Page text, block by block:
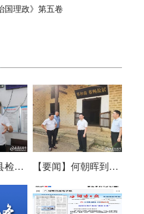
国理政》第五卷
曾超群赴双峰县检查安全生产工作 【要闻】何朝晖到双峰县调研：优化布局补齐短板 推动文旅产业提质增效